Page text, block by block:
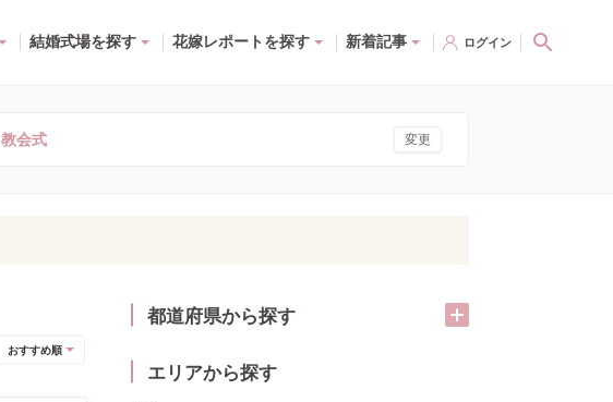
結婚式場を探す 花嫁レポートを探す 新着記事 ログイン
教会式 変更
都道府県から探す
エリアから探す
おすすめ順